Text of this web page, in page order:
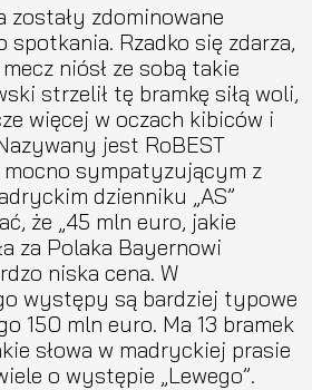
zostały zdominowane
spotkania. Rzadko się zdarza,
niósł ze sobą takie
strzelił tę bramkę siłą woli,
więcej w oczach kibiców i
jest RoBEST
mocno sympatyzującym z
dzienniku „AS”
że „45 mln euro, jakie
za Polaka Bayernowi
niska cena. W
występy są bardziej typowe
150 mln euro. Ma 13 bramek
słowa w madryckiej prasie
o występie „Lewego”.